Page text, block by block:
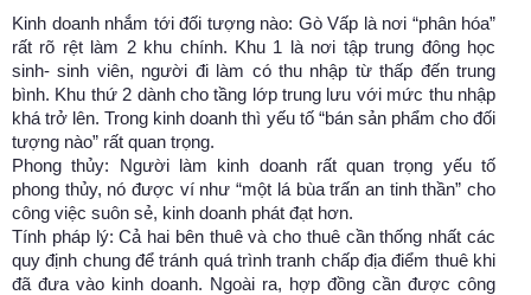
Kinh doanh nhắm tới đối tượng nào: Gò Vấp là nơi “phân hóa”
rất rõ rệt làm 2 khu chính. Khu 1 là nơi tập trung đông học
sinh- sinh viên, người đi làm có thu nhập từ thấp đến trung
bình. Khu thứ 2 dành cho tầng lớp trung lưu với mức thu nhập
khá trở lên. Trong kinh doanh thì yếu tố “bán sản phẩm cho đối
tượng nào” rất quan trọng.
Phong thủy: Người làm kinh doanh rất quan trọng yếu tố
phong thủy, nó được ví như “một lá bùa trấn an tinh thần” cho
công việc suôn sẻ, kinh doanh phát đạt hơn.
Tính pháp lý: Cả hai bên thuê và cho thuê cần thống nhất các
quy định chung để tránh quá trình tranh chấp địa điểm thuê khi
đã đưa vào kinh doanh. Ngoài ra, hợp đồng cần được công